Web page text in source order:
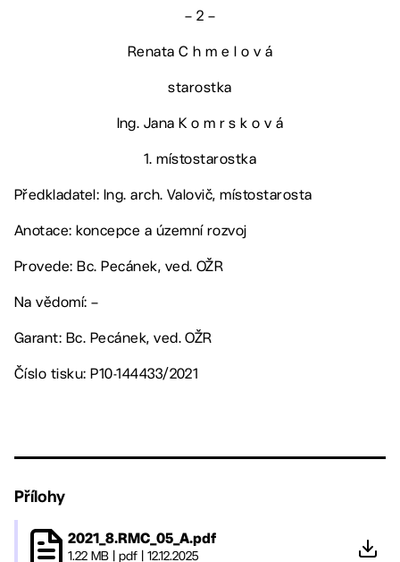
– 2 –
Renata C h m e l o v á
starostka
Ing. Jana K o m r s k o v á
1. místostarostka
Předkladatel: Ing. arch. Valovič, místostarosta
Anotace: koncepce a územní rozvoj
Provede: Bc. Pecánek, ved. OŽR
Na vědomí: –
Garant: Bc. Pecánek, ved. OŽR
Číslo tisku: P10-144433/2021
Přílohy
2021_8.RMC_05_A.pdf
1.22 MB pdf 12.12.2025